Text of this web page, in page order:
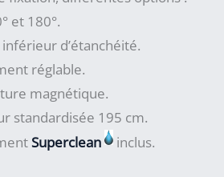
et 180°.
d’étanchéité.
réglable.
magnétique.
standardisée 195 cm.
Superclean inclus.